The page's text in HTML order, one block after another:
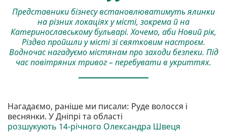
Представники бізнесу встановлюватимуть ялинки
на різних локаціях у місті, зокрема й на
Катеринославському бульварі. Хочемо, аби Новий рік,
Різдво пройшли у місті зі святковим настроєм.
Водночас нагадуємо містянам про заходи безпеки. Під
час повітряних тривог – перебувати в укриттях.
Нагадаємо, раніше ми писали: Руде волосся і
веснянки. У Дніпрі та області
розшукують 14-річного Олександра Швеця